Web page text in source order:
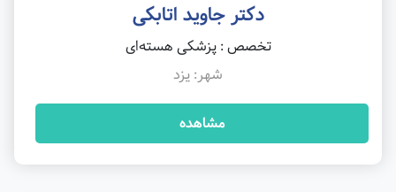
دکتر جاوید اتابکی
تخصص : پزشکی هسته‌ای
شهر: یزد
مشاهده